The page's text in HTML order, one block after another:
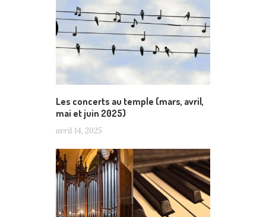
Les concerts au temple (mars, avril,
mai et juin 2025)
avril 14, 2025